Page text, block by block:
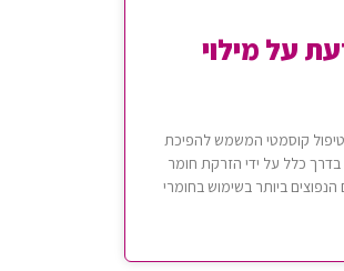
על מילוי
טיפול קוסמטי המשמש להפיכת
כלל על ידי הזרקת חומר
הנפוצים ביותר בשימוש בחומרי